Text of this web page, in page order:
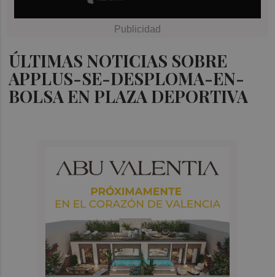
ÚLTIMAS NOTICIAS SOBRE
APPLUS-SE-DESPLOMA-EN-
BOLSA EN PLAZA DEPORTIVA